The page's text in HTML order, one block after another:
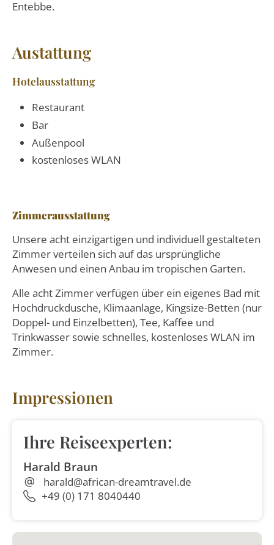
Entebbe.
Austattung
Hotelausstattung
Restaurant
Bar
Außenpool
kostenloses WLAN
Zimmerausstattung
Unsere acht einzigartigen und individuell gestalteten
Zimmer verteilen sich auf das ursprüngliche
Anwesen und einen Anbau im tropischen Garten.
Alle acht Zimmer verfügen über ein eigenes Bad mit
Hochdruckdusche, Klimaanlage, Kingsize-Betten (nur
Doppel- und Einzelbetten), Tee, Kaffee und
Trinkwasser sowie schnelles, kostenloses WLAN im
Zimmer.
Impressionen
Ihre Reiseexperten:
Harald Braun
harald@african-dreamtravel.de
+49 (0) 171 8040440